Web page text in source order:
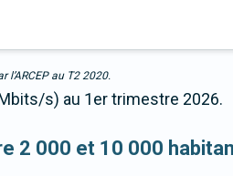
au T2 2020.
s) au 1er trimestre 2026.
2 000 et 10 000